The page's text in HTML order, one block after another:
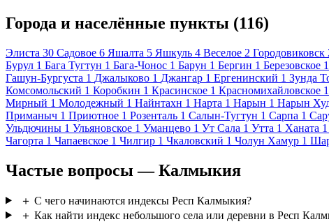
Города и населённые пункты (116)
Элиста 30 Садовое 6 Яшалта 5 Яшкуль 4 Веселое 2 Городовиковск
Бурул 1 Бага Тугтун 1 Бага-Чонос 1 Барун 1 Бергин 1 Березовское 1
Гашун-Бургуста 1 Джалыково 1 Джангар 1 Ергенинский 1 Зунда
Комсомольский 1 Коробкин 1 Красинское 1 Красномихайловское 1
Мирный 1 Молодежный 1 Найнтахн 1 Нарта 1 Нарын 1 Нарын
Приманыч 1 Приютное 1 Розенталь 1 Салын-Тугтун 1 Сарпа 1
Ульдючины 1 Ульяновское 1 Уманцево 1 Ут Сала 1 Утта 1 Ханата 1
Чагорта 1 Чапаевское 1 Чилгир 1 Чкаловский 1 Чолун Хамур 1
Частые вопросы — Калмыкия
＋ С чего начинаются индексы Респ Калмыкия?
＋ Как найти индекс небольшого села или деревни в Респ